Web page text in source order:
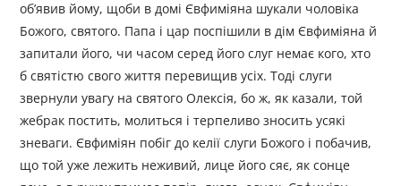
об’явив йому, щоби в домі Євфиміяна шукали чоловіка
Божого, святого. Папа і цар поспішили в дім Євфиміяна й
запитали його, чи часом серед його слуг немає кого, хто
б святістю свого життя перевищив усіх. Тоді слуги
звернули увагу на святого Олексія, бо ж, як казали, той
жебрак постить, молиться і терпеливо зносить усякі
зневаги. Євфиміян побіг до келії слуги Божого і побачив,
що той уже лежить неживий, лице його сяє, як сонце